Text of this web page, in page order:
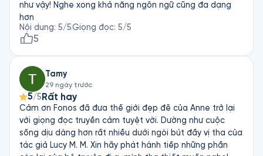
như vậy! Nghe xong khả năng ngôn ngữ cũng đa dạng
hơn
Nội dung: 5/5Giọng đọc: 5/5
5
Tamy
29 ngày trước
5/5 Rất hay
Cảm ơn Fonos đã đưa thế giới đẹp đẽ của Anne trở lại
với giọng đọc truyền cảm tuyệt vời. Dường như cuộc
sống dịu dàng hơn rất nhiều dưới ngòi bút đầy vị tha của
tác giả Lucy M. M. Xin hãy phát hành tiếp những phần